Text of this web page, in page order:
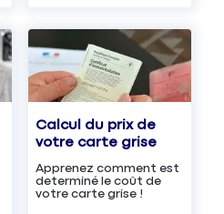
Calcul du prix de
votre carte grise
Apprenez comment est
determiné le coût de
votre carte grise !